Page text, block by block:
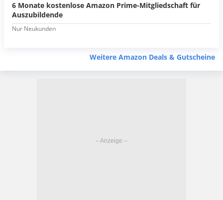
6 Monate kostenlose Amazon Prime-Mitgliedschaft für
Auszubildende
Nur Neukunden
Weitere Amazon Deals & Gutscheine